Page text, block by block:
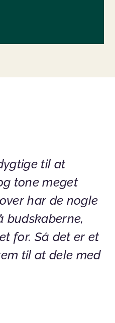
til at
tone meget
har de nogle
budskaberne,
for. Så det er et
til at dele med